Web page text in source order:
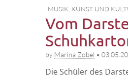
MUSIK, KUNST UND
Vom
by Marina Zobel •
Die Schü­ler des